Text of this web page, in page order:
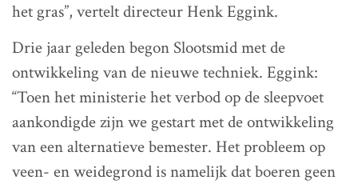
het gras”, vertelt directeur Henk Eggink.
Drie jaar geleden begon Slootsmid met de
ontwikkeling van de nieuwe techniek. Eggink:
“Toen het ministerie het verbod op de sleepvoet
aankondigde zijn we gestart met de ontwikkeling
van een alternatieve bemester. Het probleem op
veen- en weidegrond is namelijk dat boeren geen